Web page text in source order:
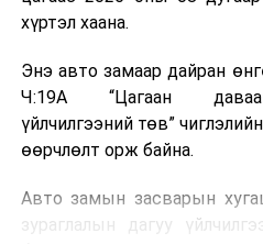
Япон, Герман, Швейцар,
зэрэг улс лаг хатаах,
байна. Тухайлбал,
гарсан үнснээс фосфор
ашигладаг бол
боловсруулах
Ийнхүү лаг хатаах,
хүртэл хаана.
Энэ авто замаар дайран
Ч:19А “Цагаан
үйлчилгээний төв”
өөрчлөлт орж байна.
Авто замын засварын
зураглалын дагуу